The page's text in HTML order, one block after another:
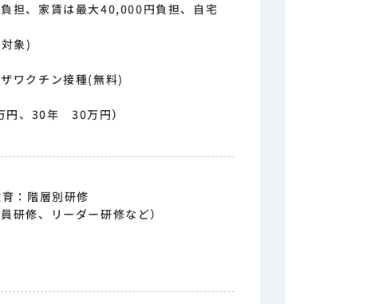
負担、家賃は最大40,000円負担、自宅
象)
ワクチン接種(無料)
円、30年 30万円）
：階層別研修
研修、リーダー研修など）